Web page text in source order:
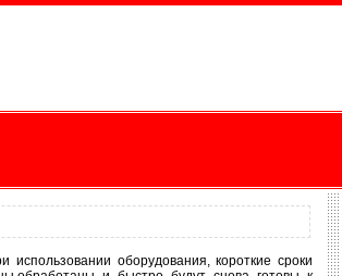
оборудования, короткие сроки